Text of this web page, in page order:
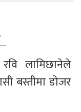
लामिछानेले
बस्तीमा डोजर